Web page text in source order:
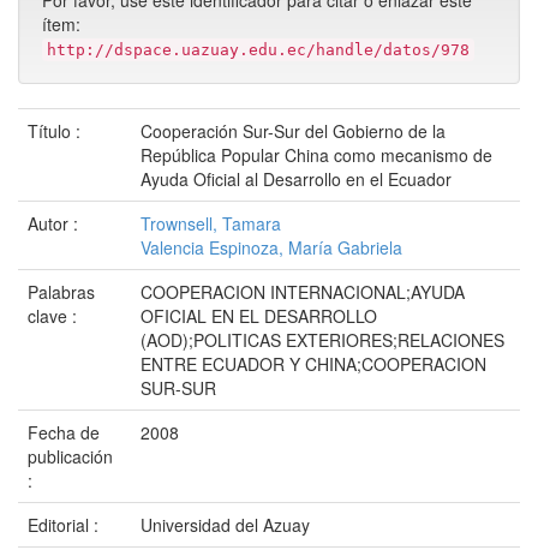
ítem:
http://dspace.uazuay.edu.ec/handle/datos/978
Título :
Cooperación Sur-Sur del Gobierno de la
República Popular China como mecanismo de
Ayuda Oficial al Desarrollo en el Ecuador
Autor :
Trownsell, Tamara
Valencia Espinoza, María Gabriela
Palabras
clave :
COOPERACION INTERNACIONAL;AYUDA
OFICIAL EN EL DESARROLLO
(AOD);POLITICAS EXTERIORES;RELACIONES
ENTRE ECUADOR Y CHINA;COOPERACION
SUR-SUR
Fecha de
publicación
:
2008
Editorial :
Universidad del Azuay